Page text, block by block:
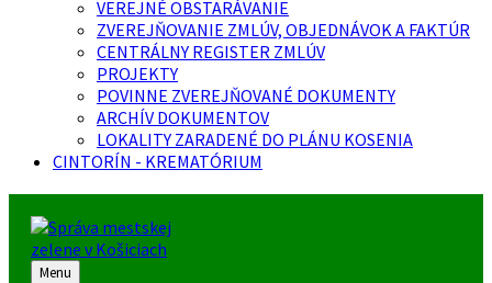
VEREJNÉ OBSTARÁVANIE
ZVEREJŇOVANIE ZMLÚV, OBJEDNÁVOK A FAKTÚR
CENTRÁLNY REGISTER ZMLÚV
PROJEKTY
POVINNE ZVEREJŇOVANÉ DOKUMENTY
ARCHÍV DOKUMENTOV
LOKALITY ZARADENÉ DO PLÁNU KOSENIA
CINTORÍN - KREMATÓRIUM
Menu